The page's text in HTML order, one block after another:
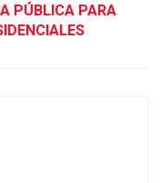
PÚBLICA PARA